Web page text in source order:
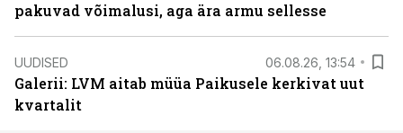
pakuvad võimalusi, aga ära armu sellesse
UUDISED 06.08.26, 13:54
Galerii: LVM aitab müüa Paikusele kerkivat uut
kvartalit